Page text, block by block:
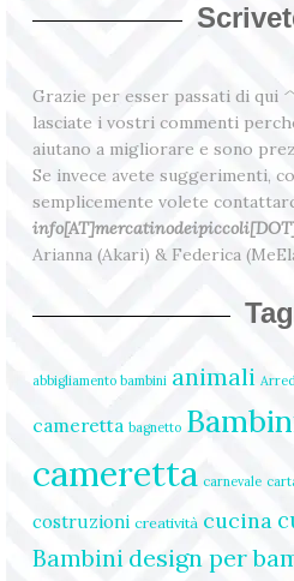
Grazie per esser passati di qui
lasciate i vostri commenti
aiutano a migliorare e sono
Se invece avete suggerimenti,
semplicemente volete
Arianna (Akari) & Federica
Tag
abbigliamento bambini animali
cameretta bagnetto
cameretta carnevale
costruzioni creatività cucina
Bambini design per